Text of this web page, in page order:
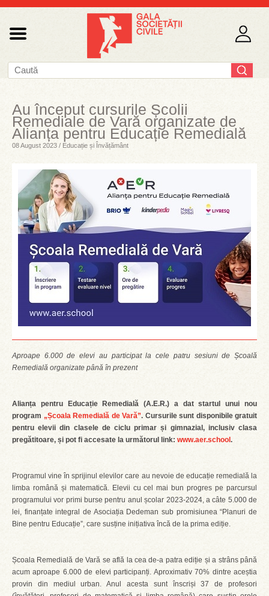
Au început cursurile Școlii
Remediale de Vară organizate de
Alianța pentru Educație Remedială
08 August 2023 / Educație și Învățământ
Aproape 6.000 de elevi au participat la cele patru sesiuni de Școală
Remedială organizate până în prezent
Alianța pentru Educație Remedială (A.E.R.) a dat startul unui nou
program „Școala Remedială de Vară”. Cursurile sunt disponibile gratuit
pentru elevii din clasele de ciclu primar și gimnazial, inclusiv clasa
pregătitoare, și pot fi accesate la următorul link: www.aer.school .
Programul vine în sprijinul elevilor care au nevoie de educație remedială la
limba română și matematică. Elevii cu cel mai bun progres pe parcursul
programului vor primi burse pentru anul școlar 2023-2024, a câte 5.000 de
lei, finanțate integral de Asociația Dedeman sub promisiunea “Planuri de
Bine pentru Educație”, care susține inițiativa încă de la prima ediție.
Școala Remedială de Vară se află la cea de-a patra ediție și a strâns până
acum aproape 6.000 de elevi participanți. Aproximativ 70% dintre aceștia
provin din mediul urban. Anul acesta sunt înscriși 37 de profesori